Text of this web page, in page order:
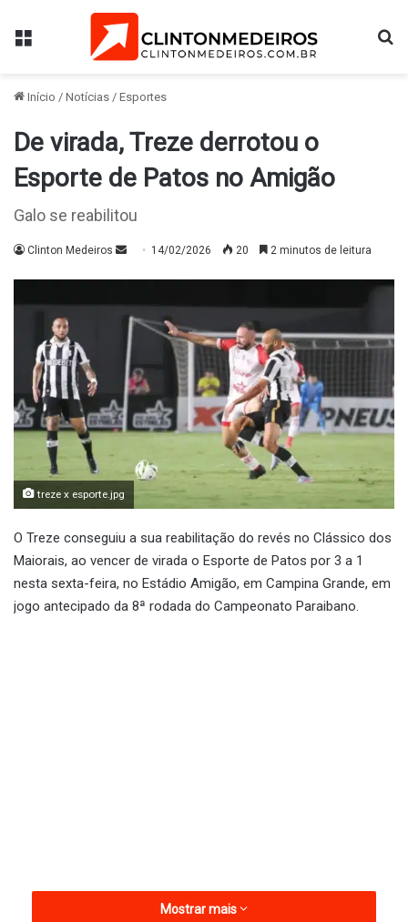
Menu
Início / Notícias / Esportes
De virada, Treze derrotou o
Esporte de Patos no Amigão
Galo se reabilitou
Clinton Medeiros
Mande
mail
14/02/2026 20 2 minutos de leitura
treze x esporte.jpg
O Treze conseguiu a sua reabilitação do revés no Clássico dos
Maiorais, ao vencer de virada o Esporte de Patos por 3 a 1
nesta sexta-feira, no Estádio Amigão, em Campina Grande, em
jogo antecipado da 8ª rodada do Campeonato Paraibano.
Mostrar mais